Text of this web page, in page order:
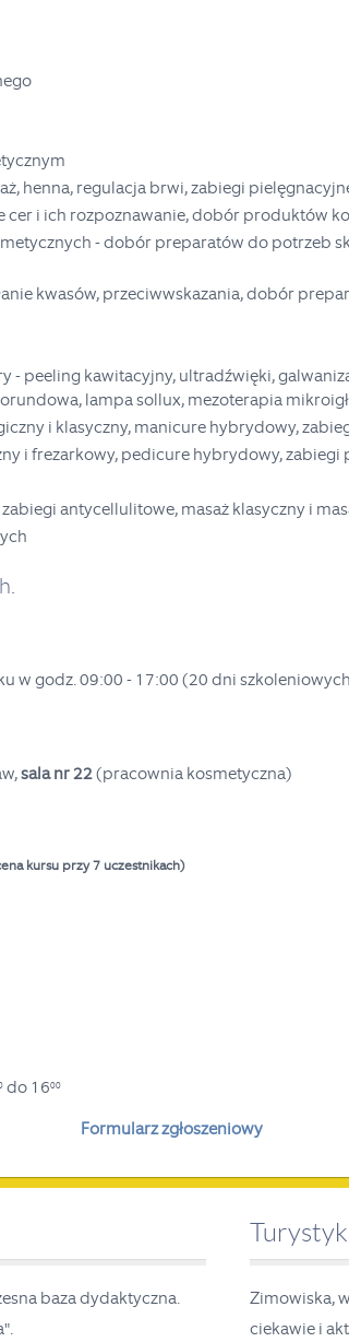
henna, regulacja brwi, zabiegi
cer i ich rozpoznawanie, dobór produktów
- dobór preparatów do potrzeb
kwasów, przeciwwskazania, dobór
- peeling kawitacyjny, ultradźwięki,
lampa sollux, mezoterapia
i klasyczny, manicure hybrydowy,
i frezarkowy, pedicure hybrydowy, zabiegi
antycellulitowe, masaż klasyczny i
w godz. 09:00 - 17:00 (20 dni
sala nr 22(pracownia kosmetyczna)
kursu przy 7 uczestnikach)
do 1600
Formularz zgłoszeniowy
baza dydaktyczna.
Zimowiska,
ciekawie i